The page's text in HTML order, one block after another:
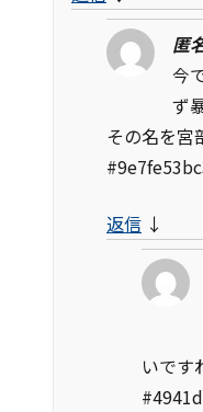
匿
今
ず
その名を宮
返信 ↓
いです